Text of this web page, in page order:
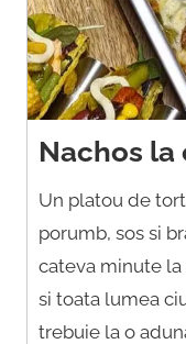
Nachos
Un platou de
porumb, sos si
cateva minute la
si toata lumea
trebuie la o